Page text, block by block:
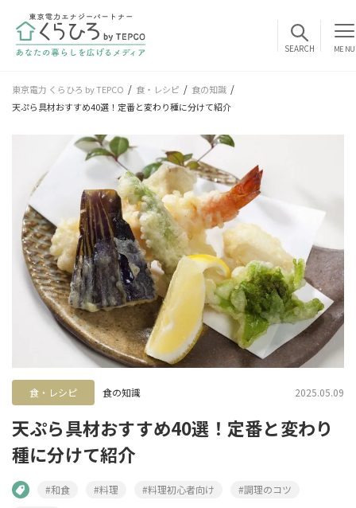
MENU
東京電力 くらひろ by TEPCO 食・レシピ
食の知識
天ぷら具材おすすめ40選！定番と変わり種に分けて紹介
2025.05.09
食・レシピ 食の知識
天ぷら具材おすすめ40選！定番と変わり
種に分けて紹介
#和食 #料理 #料理初心者向け
#調理のコツ